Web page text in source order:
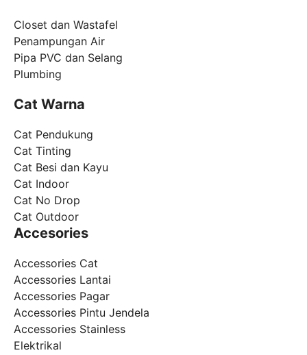
Closet dan Wastafel
Penampungan Air
Pipa PVC dan Selang
Plumbing
Cat Warna
Cat Pendukung
Cat Tinting
Cat Besi dan Kayu
Cat Indoor
Cat No Drop
Cat Outdoor
Accesories
Accessories Cat
Accessories Lantai
Accessories Pagar
Accessories Pintu Jendela
Accessories Stainless
Elektrikal